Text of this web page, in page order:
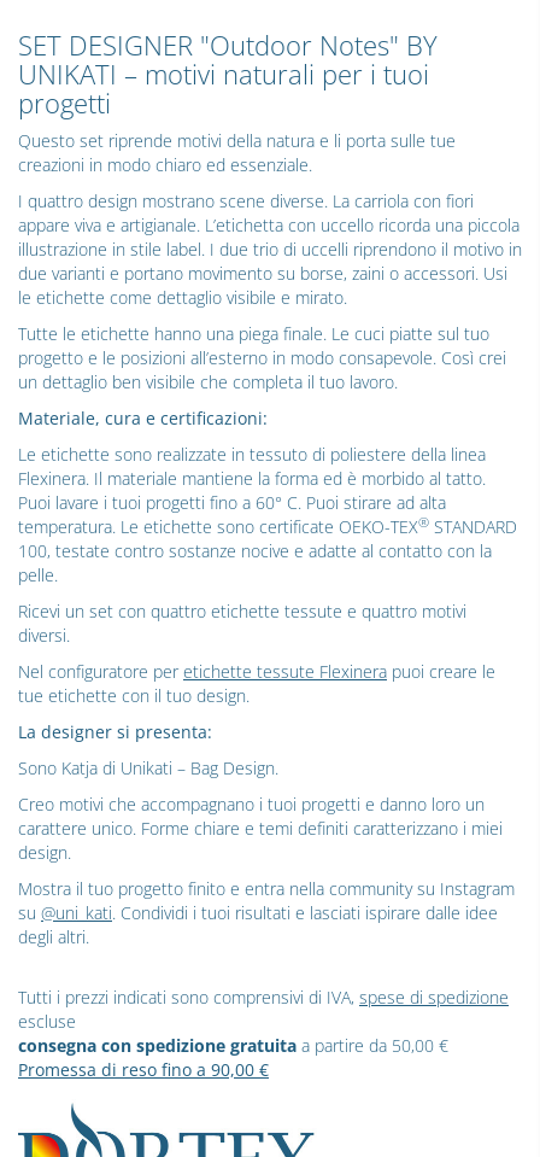
SET DESIGNER "Outdoor Notes" BY
UNIKATI – motivi naturali per i tuoi
progetti
Questo set riprende motivi della natura e li porta sulle tue
creazioni in modo chiaro ed essenziale.
I quattro design mostrano scene diverse. La carriola con fiori
appare viva e artigianale. L’etichetta con uccello ricorda una piccola
illustrazione in stile label. I due trio di uccelli riprendono il motivo in
due varianti e portano movimento su borse, zaini o accessori. Usi
le etichette come dettaglio visibile e mirato.
Tutte le etichette hanno una piega finale. Le cuci piatte sul tuo
progetto e le posizioni all’esterno in modo consapevole. Così crei
un dettaglio ben visibile che completa il tuo lavoro.
Materiale, cura e certificazioni:
Le etichette sono realizzate in tessuto di poliestere della linea
Flexinera. Il materiale mantiene la forma ed è morbido al tatto.
Puoi lavare i tuoi progetti fino a 60° C. Puoi stirare ad alta
temperatura. Le etichette sono certificate OEKO-TEX® STANDARD
100, testate contro sostanze nocive e adatte al contatto con la
pelle.
Ricevi un set con quattro etichette tessute e quattro motivi
diversi.
Nel configuratore peretichette tessute Flexinera puoi creare le
tue etichette con il tuo design.
La designer si presenta:
Sono Katja di Unikati – Bag Design.
Creo motivi che accompagnano i tuoi progetti e danno loro un
carattere unico. Forme chiare e temi definiti caratterizzano i miei
design.
Mostra il tuo progetto finito e entra nella community su Instagram
su @uni_kati. Condividi i tuoi risultati e lasciati ispirare dalle idee
degli altri.
Tutti i prezzi indicati sono comprensivi di IVA, spese di spedizione
escluse
consegna con spedizione gratuita a partire da 50,00 €
Promessa di reso fino a 90,00 €